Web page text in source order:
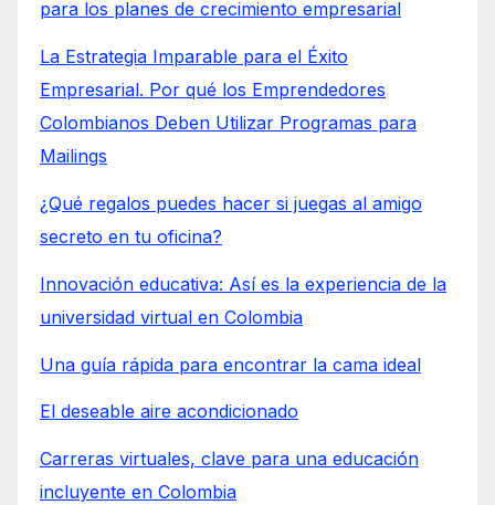
para los planes de crecimiento empresarial
La Estrategia Imparable para el Éxito
Empresarial. Por qué los Emprendedores
Colombianos Deben Utilizar Programas para
Mailings
¿Qué regalos puedes hacer si juegas al amigo
secreto en tu oficina?
Innovación educativa: Así es la experiencia de la
universidad virtual en Colombia
Una guía rápida para encontrar la cama ideal
El deseable aire acondicionado
Carreras virtuales, clave para una educación
incluyente en Colombia